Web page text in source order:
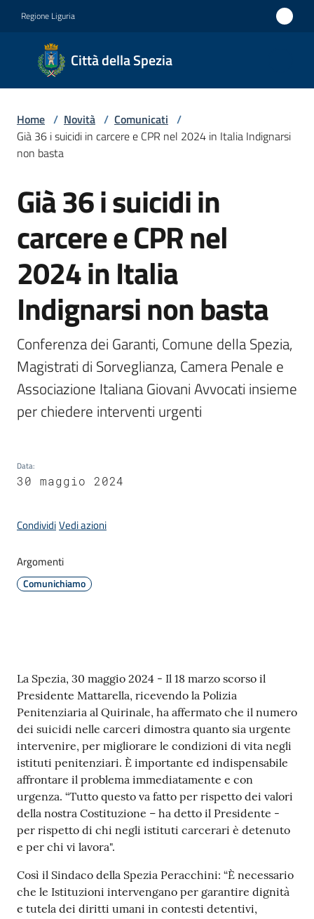
Regione Liguria
Città della Spezia
Città
della
Medaglia
d'oro al
Civile
Medaglia
d'argento
al Valor
Militare
Amministrazione
Novità
Menu selezionato
Vivere
f
i
c
a
t
i
A
n
a
g
r
a
f
i
Home / Novità / Comunicati /
Già 36 i suicidi in carcere e CPR nel 2024 in Italia Indignarsi
non basta
Salta al contenuto
Già 36 i suicidi in
carcere e CPR nel
2024 in Italia
Indignarsi non basta
Conferenza dei Garanti, Comune della Spezia,
Magistrati di Sorveglianza, Camera Penale e
Associazione Italiana Giovani Avvocati insieme
Data:
30 maggio 2024
CondividiVedi azioni
Argomenti
Comunichiamo
Contenuto
La Spezia, 30 maggio 2024 - Il 18 marzo scorso il
Presidente Mattarella, ricevendo la Polizia
Penitenziaria al Quirinale, ha affermato che il numero
dei suicidi nelle carceri dimostra quanto sia urgente
intervenire, per migliorare le condizioni di vita negli
istituti penitenziari. È importante ed indispensabile
affrontare il problema immediatamente e con
urgenza. “Tutto questo va fatto per rispetto dei valori
della nostra Costituzione – ha detto il Presidente -
per rispetto di chi negli istituti carcerari è detenuto
e per chi vi lavora".
Così il Sindaco della Spezia Peracchini: “È necessario
che le Istituzioni intervengano per garantire dignità
e tutela dei diritti umani in contesti detentivi,